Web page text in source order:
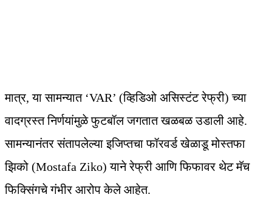
मात्र, या सामन्यात ‘VAR’ (व्हिडिओ असिस्टंट रेफ्री) च्या
वादग्रस्त निर्णयांमुळे फुटबॉल जगतात खळबळ उडाली आहे.
सामन्यानंतर संतापलेल्या इजिप्तचा फॉरवर्ड खेळाडू मोस्तफा
झिको (Mostafa Ziko) याने रेफ्री आणि फिफावर थेट मॅच
फिक्सिंगचे गंभीर आरोप केले आहेत.